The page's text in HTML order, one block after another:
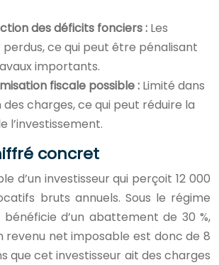
des déficits fonciers : Les
ce qui peut être pénalisant
importants.
fiscale possible : Limité dans
charges, ce qui peut réduire la
l’investissement.
concret
d’un investisseur qui perçoit 12 000
bruts annuels. Sous le régime
d’un abattement de 30 %,
revenu net imposable est donc de 8
que cet investisseur ait des charges